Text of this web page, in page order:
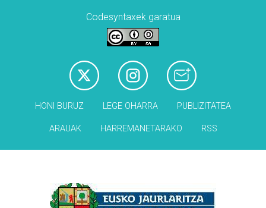
Codesyntaxek garatua
HONI BURUZ LEGE OHARRA PUBLIZITATEA
ARAUAK HARREMANETARAKO RSS